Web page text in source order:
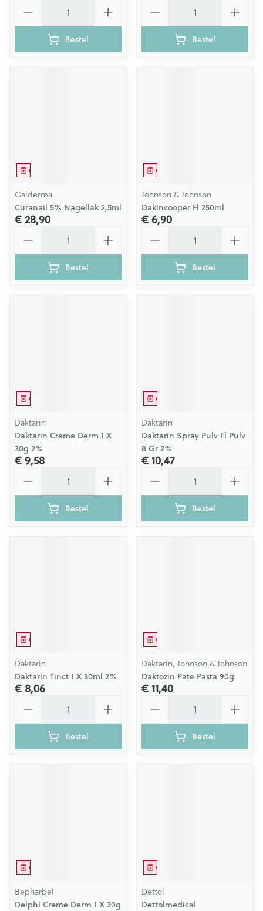
Bestel Bestel
Geneesmiddel
Galderma
Curanail 5% Nagellak 2,5ml
€ 28,90
Bestel
Geneesmiddel
Johnson & Johnson
Dakincooper Fl 250ml
€ 6,90
Bestel
Geneesmiddel
Daktarin
Daktarin Creme Derm 1 X
30g 2%
€ 9,58
Bestel
Geneesmiddel
Daktarin
Daktarin Spray Pulv Fl Pulv
8 Gr 2%
€ 10,47
Bestel
Geneesmiddel
Daktarin
Daktarin Tinct 1 X 30ml 2%
€ 8,06
Bestel
Geneesmiddel
Daktarin, Johnson & Johnson
Daktozin Pate Pasta 90g
€ 11,40
Bestel
Geneesmiddel
Bepharbel
Delphi Creme Derm 1 X 30g
Geneesmiddel
Dettol
Dettolmedical